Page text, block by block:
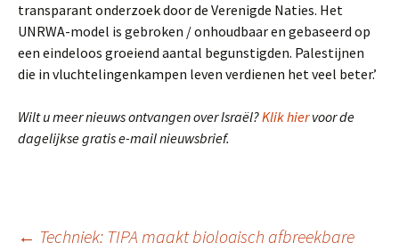
transparant onderzoek door de Verenigde Naties. Het
UNRWA-model is gebroken / onhoudbaar en gebaseerd op
een eindeloos groeiend aantal begunstigden. Palestijnen
die in vluchtelingen­kampen leven verdienen het veel beter.’
Wilt u meer nieuws ontvangen over Israël?Klik hiervoor de
dagelijkse gratis e-mail nieuws­brief.
← Techniek: TIPA maakt biologisch afbreekbare